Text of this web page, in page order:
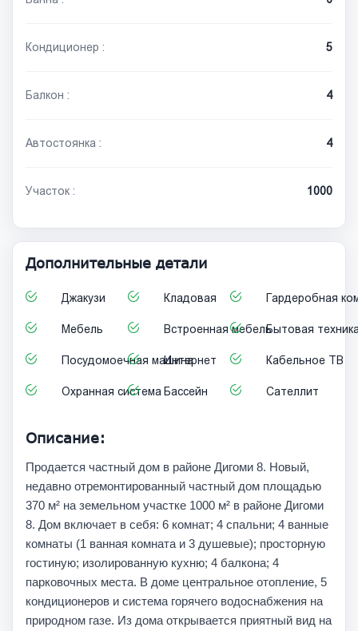
Кондиционер : 5
Балкон : 4
Автостоянка : 4
Участок : 1000
Дополнительные детали
Джакузи Кладовая Гардеробная
Мебель Встроенная мебельБытовая
Посудомоечная машина
Интернет Кабельное ТВ
Охранная система Бассейн Cателлит
Описание:
Продается частный дом в районе Дигоми 8. Новый,
недавно отремонтированный частный дом площадью
370 м² на земельном участке 1000 м² в районе Дигоми
8. Дом включает в себя: 6 комнат; 4 спальни; 4 ванные
комнаты (1 ванная комната и 3 душевые); просторную
гостиную; изолированную кухню; 4 балкона; 4
парковочных места. В доме центральное отопление, 5
кондиционеров и система горячего водоснабжения на
природном газе. Из дома открывается приятный вид на